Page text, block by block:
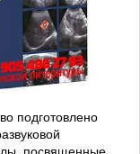
подготовлено